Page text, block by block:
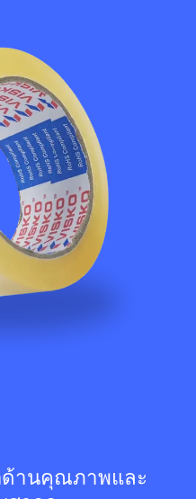
ด้านคุณภาพและ